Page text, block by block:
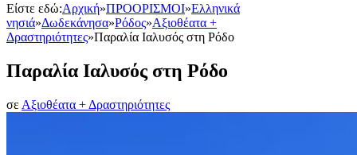
Είστε εδώ:Αρχική»ΠΡΟΟΡΙΣΜΟΙ»Ελληνικά
νησιά»Δωδεκάνησα»Ρόδος»Αξιοθέατα +
Δραστηριότητες»Παραλία Ιαλυσός στη Ρόδο
Παραλία Ιαλυσός στη Ρόδο
σε Αξιοθέατα + Δραστηριότητες